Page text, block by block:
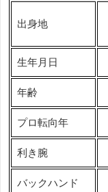
出身地
生年月日
年齢
プロ転向年
利き腕
バックハンド